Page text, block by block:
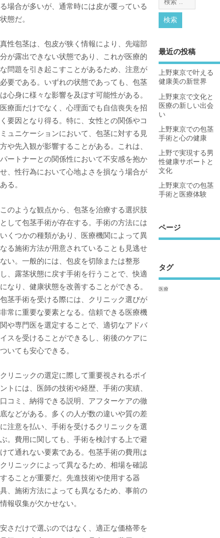
る場合が多いが、通常時には皮が覆っている
状態だ。
真性包茎は、包皮が狭く情報により、先端部
分が露出できない状態であり、これが医療的
な問題を引き起こすことがあるため、注意が
必要である。いずれの状態であっても、包茎
は心身に様々な影響を及ぼす可能性がある。
医療面だけでなく、心理面でも自信喪失を招
く要因となり得る。特に、女性との関係やコ
ミュニケーションにおいて、包茎に対する見
方や先入観が影響することがある。これは、
パートナーとの関係性において不安感を抱か
せ、性行為において心地よさを損なう場合が
ある。
このような観点から、包茎を治療する選択肢
として包茎手術が存在する。手術の方法には
いくつかの種類があり、医療機関によって異
なる施術方法が用意されていることも見逃せ
ない。一般的には、包皮を切除または整形
し、露茎状態に戻す手術を行うことで、快適
になり、健康状態を改善することができる。
包茎手術を受ける際には、クリニック選びが
非常に重要な要素となる。信頼できる医療機
関や専門医を選定することで、適切なアドバ
イスを受けることができるし、術後のケアに
ついても安心できる。
クリニックの選定に際して重要視されるポイ
ントには、医師の技術や経歴、手術の実績、
口コミ、納得できる説明、アフターケアの徹
底などがある。多くの人が数の違いや質の差
に注意を払い、手術を受けるクリニックを選
ぶ。費用に関しても、手術を検討する上で避
けて通れない要素である。包茎手術の費用は
クリニックによって異なるため、相場を確認
することが重要だ。先進技術や使用する器
具、施術方法によっても異なるため、事前の
情報収集が欠かせない。
安さだけで選ぶのではなく、適正な価格帯を
最近の投稿
上野東京で叶える
健康美の新世界
上野東京で文化と
医療の新しい出会
い
上野東京での包茎
手術と心の健康
上野で実現する男
性健康サポートと
文化
上野東京での包茎
手術と医療体験
ページ
タグ
医療